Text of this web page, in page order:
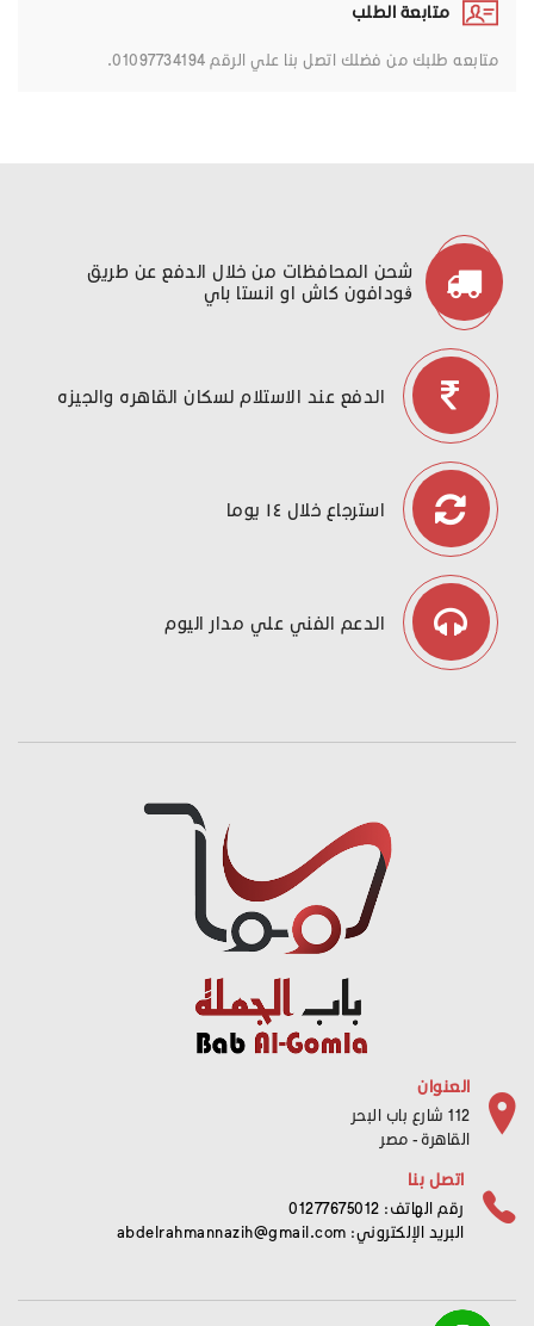
متابعة الطلب
متابعه طلبك من فضلك اتصل بنا علي الرقم 01097734194.
شحن المحافظات من خلال الدفع عن طريق
ڤودافون كاش او انستا باي
الدفع عند الاستلام لسكان القاهره والجيزه
استرجاع خلال ١٤ يوما
الدعم الفني علي مدار اليوم
العنوان
112 شارع باب البحر
القاهرة - مصر
اتصل بنا
رقم الهاتف: 01277675012
البريد الإلكتروني: abdelrahmannazih@gmail.com